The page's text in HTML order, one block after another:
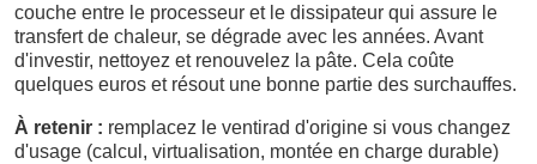
couche entre le processeur et le dissipateur qui assure le
transfert de chaleur, se dégrade avec les années. Avant
d'investir, nettoyez et renouvelez la pâte. Cela coûte
quelques euros et résout une bonne partie des surchauffes.
À retenir : remplacez le ventirad d'origine si vous changez
d'usage (calcul, virtualisation, montée en charge durable)